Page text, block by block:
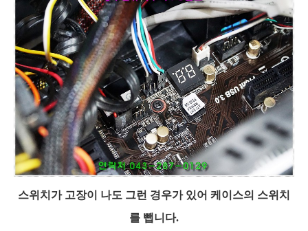
스위치가 고장이 나도 그런 경우가 있어 케이스의 스위치
를 뺍니다.